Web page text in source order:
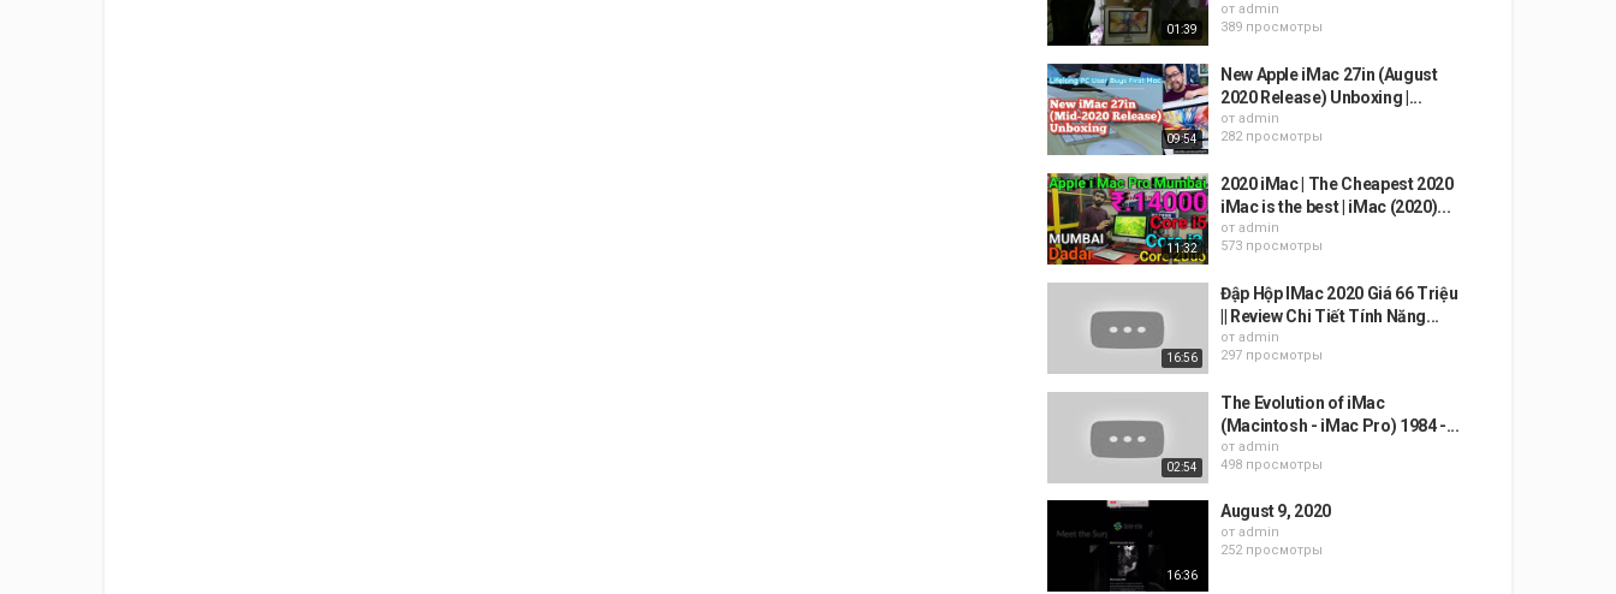
01:39
от admin
389 просмотры
09:54
New Apple iMac 27in (August
2020 Release) Unboxing |...
от admin
282 просмотры
11:32
2020 iMac | The Cheapest 2020
iMac is the best | iMac (2020)...
от admin
573 просмотры
16:56
Đập Hộp IMac 2020 Giá 66 Triệu
|| Review Chi Tiết Tính Năng...
от admin
297 просмотры
02:54
The Evolution of iMac
(Macintosh - iMac Pro) 1984 -...
от admin
498 просмотры
16:36
August 9, 2020
от admin
252 просмотры